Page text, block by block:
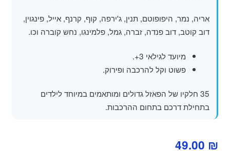
אריה, נמר, היפופוטם, תנין, ג'ירפה, קוף, קרנף, אייל, פינגוין,
דוב קוטב, דוב פנדה, זברה, גמל, פלמינגו, נחש קוברה וכו.
מיועד לגילאי 3+.
פשוט וקל להרכבה ופירוק.
35 חלקיו של הפאזל גדולים ומותאמים במיוחד לילדים
בתחילת דרכם בתחום ההרכבות.
49.00 ₪